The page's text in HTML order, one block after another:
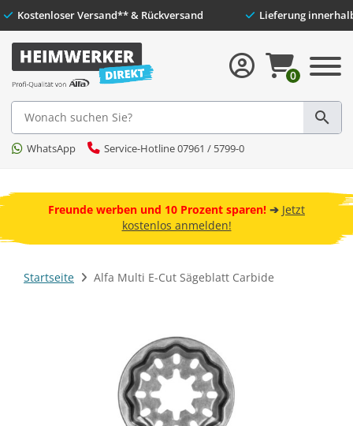
Kostenloser Versand** & Rückversand Lieferung
Suche
WhatsApp Service-Hotline 07961 / 5799-0
0
Freunde werben und 10 Prozent sparen! ➔ Jetzt
kostenlos anmelden!
Startseite Alfa Multi E-Cut Sägeblatt Carbide